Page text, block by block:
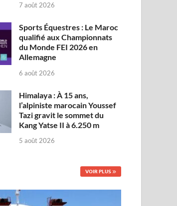
7 août 2026
Sports Équestres : Le Maroc
qualifié aux Championnats
du Monde FEI 2026 en
Allemagne
6 août 2026
Himalaya : À 15 ans,
l’alpiniste marocain Youssef
Tazi gravit le sommet du
Kang Yatse II à 6.250 m
5 août 2026
VOIR PLUS